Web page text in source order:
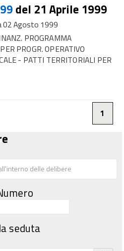
del 21 Aprile 1999
02 Agosto 1999
PROGRAMMA
PROGR. OPERATIVO
- PATTI TERRITORIALI PER
1
seduta